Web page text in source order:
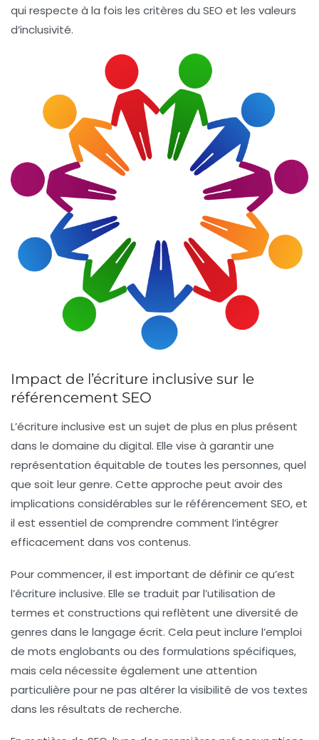
qui respecte à la fois les critères du SEO et les valeurs
d’inclusivité.
Impact de l’écriture inclusive sur le
référencement SEO
L’écriture inclusive est un sujet de plus en plus présent
dans le domaine du digital. Elle vise à garantir une
représentation équitable de toutes les personnes, quel
que soit leur genre. Cette approche peut avoir des
implications considérables sur le référencement SEO, et
il est essentiel de comprendre comment l’intégrer
efficacement dans vos contenus.
Pour commencer, il est important de définir ce qu’est
l’écriture inclusive. Elle se traduit par l’utilisation de
termes et constructions qui reflètent une diversité de
genres dans le langage écrit. Cela peut inclure l’emploi
de mots englobants ou des formulations spécifiques,
mais cela nécessite également une attention
particulière pour ne pas altérer la visibilité de vos textes
dans les résultats de recherche.